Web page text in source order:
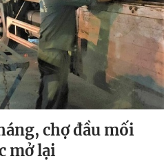
chợ đầu mối
mở lại